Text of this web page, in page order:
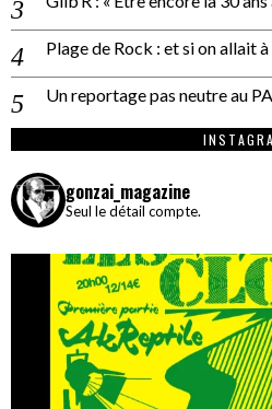
Plage de Rock : et si on allait à
Un reportage pas neutre au
gonzai_magazine
Seul le détail compte.